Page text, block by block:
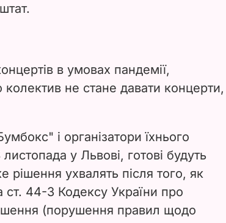
в умовах пандемії,
не стане давати концерти,
і організатори їхнього
у Львові, готові будуть
рішення ухвалять після того, як
ст. 44-3 Кодексу України про
(порушення правил щодо